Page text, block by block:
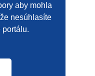
aby mohla
nesúhlasíte
portálu.